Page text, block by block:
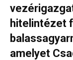
hitelintézet
amelyet